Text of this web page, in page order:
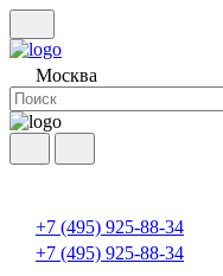
Москва
+7 (495) 925-88-34
+7 (495) 925-88-34